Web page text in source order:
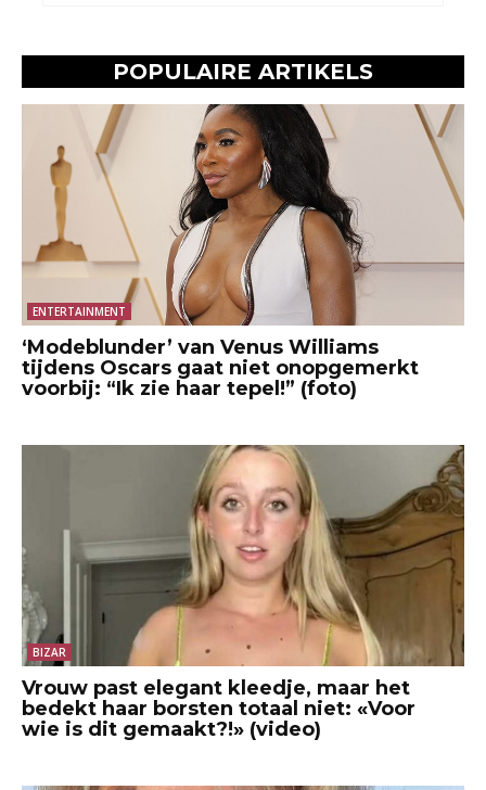
POPULAIRE ARTIKELS
ENTERTAINMENT
‘Modeblunder’ van Venus Williams
tijdens Oscars gaat niet onopgemerkt
voorbij: “Ik zie haar tepel!” (foto)
BIZAR
Vrouw past elegant kleedje, maar het
bedekt haar borsten totaal niet: «Voor
wie is dit gemaakt?!» (video)